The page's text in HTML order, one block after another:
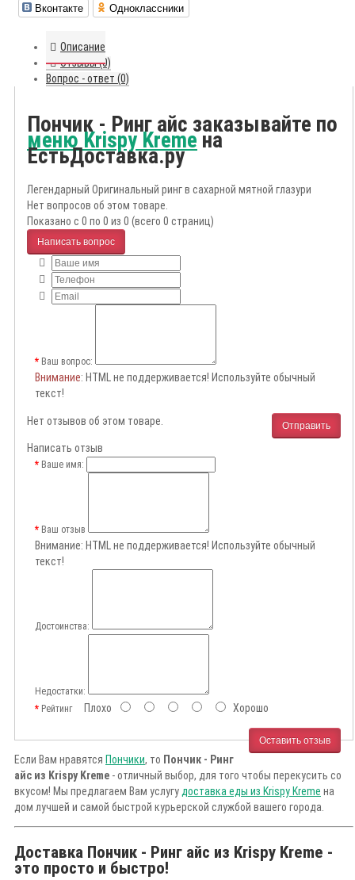
Вконтакте Одноклассники
Описание
Отзывы (0)
Вопрос - ответ (0)
Пончик - Ринг айс заказывайте по
меню Krispy Kremeна
ЕстьДоставка.ру
Легендарный Оригинальный ринг в сахарной мятной глазури
Нет вопросов об этом товаре.
Показано с 0 по 0 из 0 (всего 0 страниц)
Написать вопрос
Ваш вопрос:
Внимание: HTML не поддерживается! Используйте обычный
текст!
Отправить
Нет отзывов об этом товаре.
Написать отзыв
Ваше имя:
Ваш отзыв
Внимание: HTML не поддерживается! Используйте обычный
текст!
Достоинства:
Недостатки:
РейтингПлохо Хорошо
Оставить отзыв
Если Вам нравятся Пончики, то Пончик - Ринг
айс из Krispy Kreme - отличный выбор, для того чтобы перекусить со
вкусом! Мы предлагаем Вам услугу доставка еды из Krispy Kreme на
дом лучшей и самой быстрой курьерской службой вашего города.
Доставка Пончик - Ринг айс из Krispy Kreme -
это просто и быстро!